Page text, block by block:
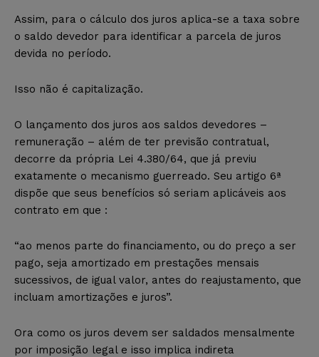
Assim, para o cálculo dos juros aplica-se a taxa sobre
o saldo devedor para identificar a parcela de juros
devida no período.
Isso não é capitalização.
O lançamento dos juros aos saldos devedores –
remuneração – além de ter previsão contratual,
decorre da própria Lei 4.380/64, que já previu
exatamente o mecanismo guerreado. Seu artigo 6ª
dispõe que seus benefícios só seriam aplicáveis aos
contrato em que :
“ao menos parte do financiamento, ou do preço a ser
pago, seja amortizado em prestações mensais
sucessivos, de igual valor, antes do reajustamento, que
incluam amortizações e juros”.
Ora como os juros devem ser saldados mensalmente
por imposição legal e isso implica indireta